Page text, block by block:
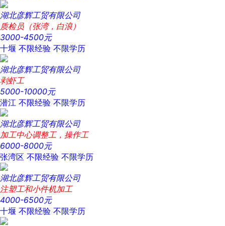
湖北彦辉工贸有限公司
质检员（张湾，白浪）
3000-4500元
十堰 不限经验 不限学历
湖北彦辉工贸有限公司
剥虾工
5000-10000元
潜江 不限经验 不限学历
湖北彦辉工贸有限公司
加工中心调整工，操作工
6000-8000元
张湾区 不限经验 不限学历
湖北彦辉工贸有限公司
注塑工和小件机加工
4000-6500元
十堰 不限经验 不限学历